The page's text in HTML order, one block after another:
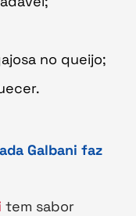
no queijo;
Galbani faz
tem sabor